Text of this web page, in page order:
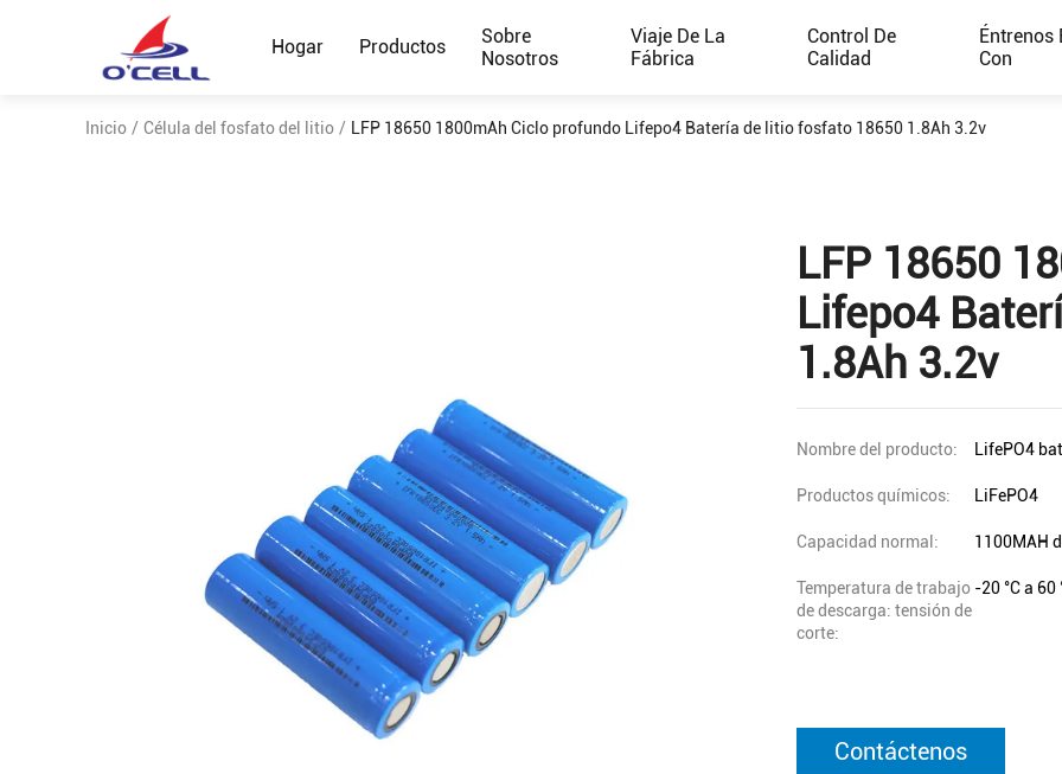
Hogar Productos
Sobre
Nosotros
Viaje De La
Fábrica
Control De
Calidad
Éntrenos
Con
Inicio / Célula del fosfato del litio / LFP 18650 1800mAh Ciclo profundo Lifepo4 Batería de litio fosfato 18650 1.8Ah 3.2v
LFP 18650
Lifepo4
1.8Ah 3.2v
Nombre del producto: LifePO4
Productos químicos: LiFePO4
Capacidad normal: 1100MAH
Temperatura de trabajo
de descarga: tensión de
corte:
-20 °C a 60
Contáctenos